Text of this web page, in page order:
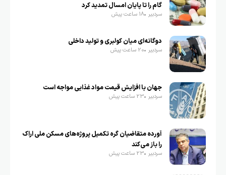
گام را تا پایان امسال تمدید کرد
سردبیر 18 ساعت پیش
دوگانه‌ای میان کولبری و تولید داخلی
سردبیر 20 ساعت پیش
جهان با افزایش قیمت مواد غذایی مواجه است
سردبیر 23 ساعت پیش
آورده متقاضیان گره تکمیل پروژه‌های مسکن ملی اراک
را باز می‌کند
سردبیر 23 ساعت پیش